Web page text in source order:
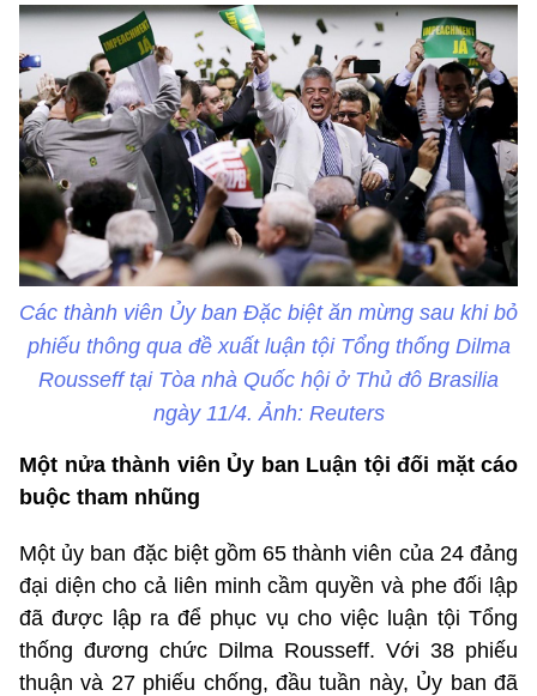
Các thành viên Ủy ban Đặc biệt ăn mừng sau khi bỏ
phiếu thông qua đề xuất luận tội Tổng thống Dilma
Rousseff tại Tòa nhà Quốc hội ở Thủ đô Brasilia
ngày 11/4. Ảnh: Reuters
Một nửa thành viên Ủy ban Luận tội đối mặt cáo
buộc tham nhũng
Một ủy ban đặc biệt gồm 65 thành viên của 24 đảng
đại diện cho cả liên minh cầm quyền và phe đối lập
đã được lập ra để phục vụ cho việc luận tội Tổng
thống đương chức Dilma Rousseff. Với 38 phiếu
thuận và 27 phiếu chống, đầu tuần này, Ủy ban đã